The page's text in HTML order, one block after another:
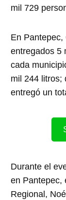
mil 729
En Pantepec,
entregados 5
cada
mil 244 litros;
entregó un
Durante el
en Pantepec,
Regional,